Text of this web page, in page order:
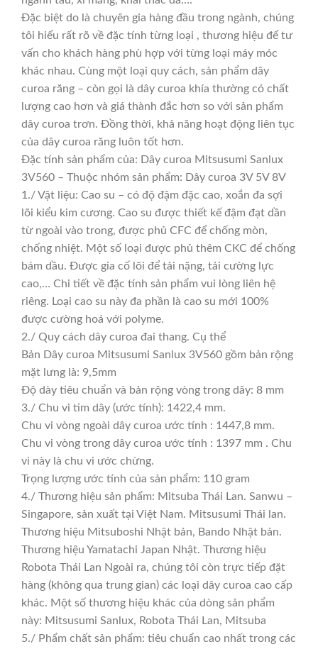
Đặc biệt do là chuyên gia hàng đầu trong ngành, chúng
tôi hiểu rất rõ về đặc tính từng loại , thương hiệu để tư
vấn cho khách hàng phù hợp với từng loại máy móc
khác nhau. Cùng một loại quy cách, sản phẩm dây
curoa răng – còn gọi là dây curoa khía thường có chất
lượng cao hơn và giá thành đắc hơn so với sản phẩm
dây curoa trơn. Đồng thời, khả năng hoạt động liên tục
của dây curoa răng luôn tốt hơn.
Đặc tính sản phẩm của: Dây curoa Mitsusumi Sanlux
3V560 – Thuộc nhóm sản phẩm: Dây curoa 3V 5V 8V
1./ Vật liệu: Cao su – có độ đậm đặc cao, xoắn đa sợi
lõi kiểu kim cương. Cao su được thiết kế đậm đạt dần
từ ngoài vào trong, được phủ CFC để chống mòn,
chống nhiệt. Một số loại được phủ thêm CKC để chống
bám dầu. Được gia cố lõi để tải nặng, tải cường lực
cao,… Chi tiết về đặc tính sản phẩm vui lòng liên hệ
riêng. Loại cao su này đa phần là cao su mới 100%
được cường hoá với polyme.
2./ Quy cách dây curoa đai thang. Cụ thể
Bản Dây curoa Mitsusumi Sanlux 3V560 gồm bản rộng
mặt lưng là: 9,5mm
Độ dày tiêu chuẩn và bản rộng vòng trong dây: 8 mm
3./ Chu vi tim dây (ước tính): 1422,4 mm.
Chu vi vòng ngoài dây curoa ước tính : 1447,8 mm.
Chu vi vòng trong dây curoa ước tính : 1397 mm . Chu
vi này là chu vi ước chừng.
Trọng lượng ước tính của sản phẩm: 110 gram
4./ Thương hiệu sản phẩm: Mitsuba Thái Lan. Sanwu –
Singapore, sản xuất tại Việt Nam. Mitsusumi Thái lan.
Thương hiệu Mitsuboshi Nhật bản, Bando Nhật bản.
Thương hiệu Yamatachi Japan Nhật. Thương hiệu
Robota Thái Lan Ngoài ra, chúng tôi còn trực tiếp đặt
hàng (không qua trung gian) các loại dây curoa cao cấp
khác. Một số thương hiệu khác của dòng sản phẩm
này: Mitsusumi Sanlux, Robota Thái Lan, Mitsuba
5./ Phẩm chất sản phẩm: tiêu chuẩn cao nhất trong các